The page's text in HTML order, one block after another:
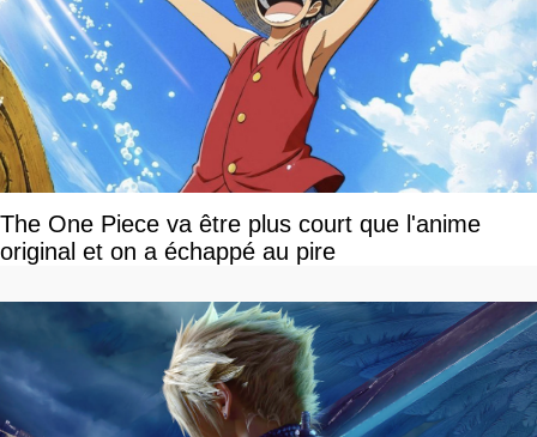
The One Piece va être plus court que l'anime
original et on a échappé au pire